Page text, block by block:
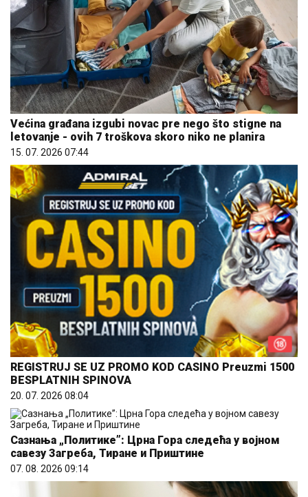
Većina građana izgubi novac pre nego što stigne na
letovanje - ovih 7 troškova skoro niko ne planira
15. 07. 2026 07:44
REGISTRUJ SE UZ PROMO KOD CASINO Preuzmi 1500
BESPLATNIH SPINOVA
20. 07. 2026 08:04
Сазнања „Политике”: Црна Гора следећа у војном
савезу Загреба, Тиране и Приштине
07. 08. 2026 09:14